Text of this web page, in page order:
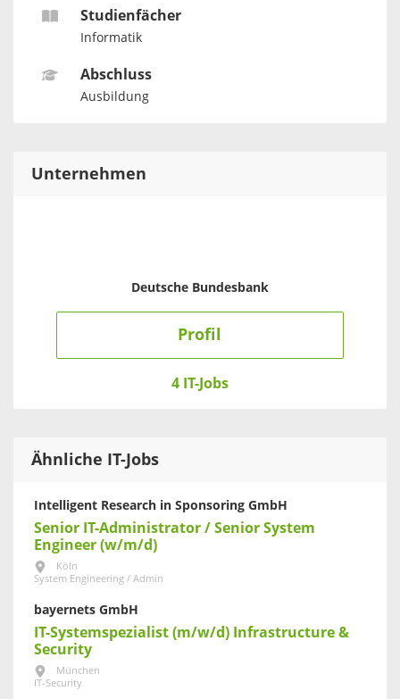
Studienfächer
Informatik
Abschluss
Ausbildung
Unternehmen
Deutsche Bundesbank
Profil
4 IT-Jobs
Ähnliche IT-Jobs
Intelligent Research in Sponsoring GmbH
Senior IT-Administrator / Senior System
Engineer (w/m/d)
Köln
System Engineering / Admin
bayernets GmbH
IT-Systemspezialist (m/w/d) Infrastructure &
Security
München
IT-Security